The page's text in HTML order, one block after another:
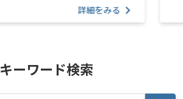
詳細をみる
キーワード検索